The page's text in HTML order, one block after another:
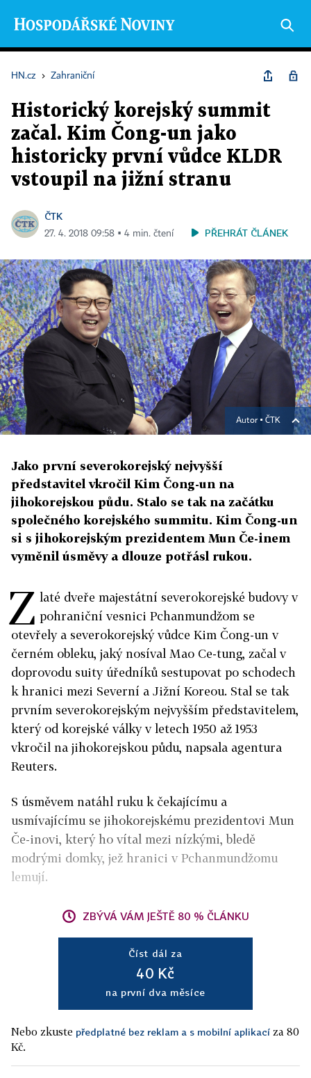
HN.cz › Zahraniční
Historický korejský summit
začal. Kim Čong-un jako
historicky první vůdce KLDR
vstoupil na jižní stranu
ČTK
27. 4. 2018 09:58 ▪ 4 min. čtení PŘEHRÁT ČLÁNEK
Autor ▪ ČTK
Jako první severokorejský nejvyšší
představitel vkročil Kim Čong-un na
jihokorejskou půdu. Stalo se tak na začátku
společného korejského summitu. Kim Čong-un
si s jihokorejským prezidentem Mun Če-inem
vyměnil úsměvy a dlouze potřásl rukou.
Z laté dveře majestátní severokorejské budovy v
pohraniční vesnici Pchanmundžom se
otevřely a severokorejský vůdce Kim Čong-un v
černém obleku, jaký nosíval Mao Ce-tung, začal v
doprovodu suity úředníků sestupovat po schodech
k hranici mezi Severní a Jižní Koreou. Stal se tak
prvním severokorejským nejvyšším představitelem,
který od korejské války v letech 1950 až 1953
vkročil na jihokorejskou půdu, napsala agentura
Reuters.
S úsměvem natáhl ruku k čekajícímu a
usmívajícímu se jihokorejskému prezidentovi Mun
Če-inovi, který ho vítal mezi nízkými, bledě
modrými domky, jež hranici v Pchanmundžomu
lemují.
ZBÝVÁ VÁM JEŠTĚ 80 % ČLÁNKU
Číst dál za
40 Kč
na první dva měsíce
Nebo zkuste předplatné bez reklam a s mobilní aplikací za 80
Kč.